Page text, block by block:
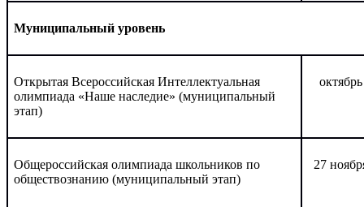
Муниципальный уровень
Открытая Всероссийская Интеллектуальная
олимпиада «Наше наследие» (муниципальный
этап)
октябрь
Общероссийская олимпиада школьников по
обществознанию (муниципальный этап)
27